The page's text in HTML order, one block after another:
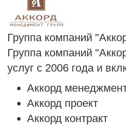
Группа компаний
Группа компаний
услуг с 2006 года и
Аккорд
Аккорд проект
Аккорд контракт